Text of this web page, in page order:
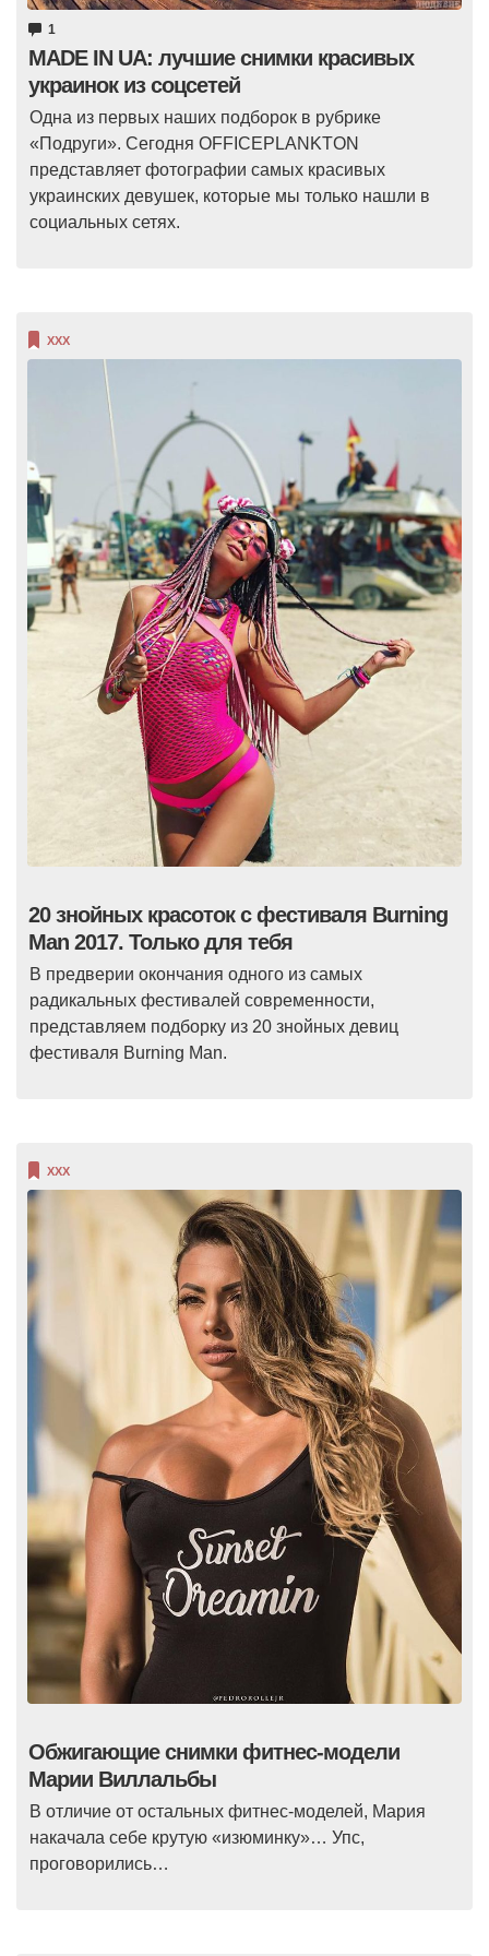
1
MADE IN UA: лучшие снимки красивых
украинок из соцсетей
Одна из первых наших подборок в рубрике
«Подруги». Сегодня OFFICEPLANKTON
представляет фотографии самых красивых
украинских девушек, которые мы только нашли в
социальных сетях.
XXX
20 знойных красоток с фестиваля Burning
Man 2017. Только для тебя
В предверии окончания одного из самых
радикальных фестивалей современности,
представляем подборку из 20 знойных девиц
фестиваля Burning Man.
XXX
Обжигающие снимки фитнес-модели
Марии Виллальбы
В отличие от остальных фитнес-моделей, Мария
накачала себе крутую «изюминку»… Упс,
проговорились…